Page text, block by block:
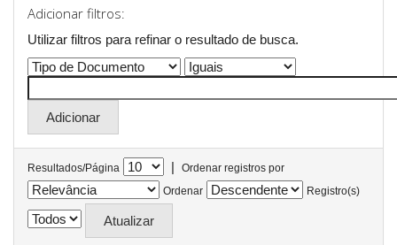
Adicionar filtros:
Utilizar filtros para refinar o resultado de busca.
Resultados/Página |
Ordenar registros por
Ordenar
Registro(s)